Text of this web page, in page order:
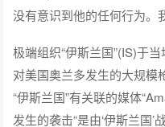
没有意识到他的任何行为。
极端组织“伊斯兰国”(IS)于
对美国奥兰多发生的大规模
“伊斯兰国”有关联的媒体
发生的袭击“是由‘伊斯兰国’